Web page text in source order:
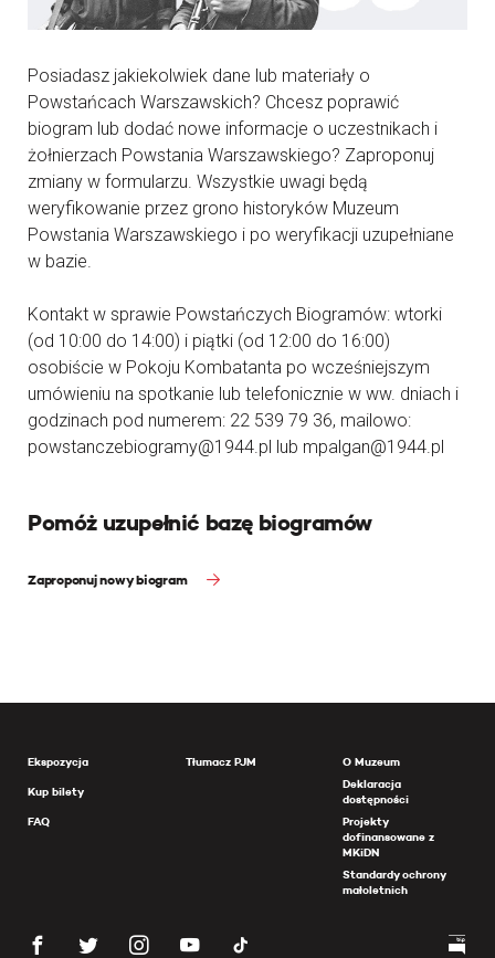
Posiadasz jakiekolwiek dane lub materiały o
Powstańcach Warszawskich? Chcesz poprawić
biogram lub dodać nowe informacje o uczestnikach i
żołnierzach Powstania Warszawskiego? Zaproponuj
zmiany w formularzu. Wszystkie uwagi będą
weryfikowanie przez grono historyków Muzeum
Powstania Warszawskiego i po weryfikacji uzupełniane
w bazie.
Kontakt w sprawie Powstańczych Biogramów: wtorki
(od 10:00 do 14:00) i piątki (od 12:00 do 16:00)
osobiście w Pokoju Kombatanta po wcześniejszym
umówieniu na spotkanie lub telefonicznie w ww. dniach i
godzinach pod numerem: 22 539 79 36, mailowo:
powstanczebiogramy@1944.pl lub mpalgan@1944.pl
Pomóż uzupełnić bazę biogramów
Zaproponuj nowy biogram
Ekspozycja
Kup bilety
FAQ
Tłumacz PJM
O Muzeum
Deklaracja
dostępności
Projekty
dofinansowane z
MKiDN
Standardy ochrony
małoletnich